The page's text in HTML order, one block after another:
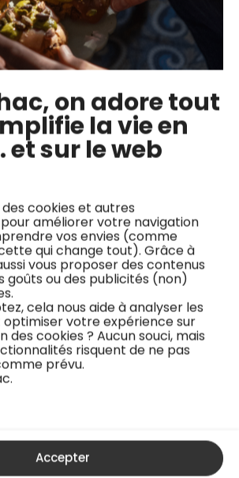
on adore tout
la vie en
et sur le web
des cookies et autres
améliorer votre navigation
vos envies (comme
qui change tout). Grâce à
vous proposer des contenus
goûts ou des publicités (non)
cela nous aide à analyser les
votre expérience sur
des cookies ? Aucun souci, mais
risquent de ne pas
prévu.
Accepter
passion
mois
14 jours offert. Sans pré-
à +500 cours vidéos
cours par an
12 mois
annuel de120€48€
gratuitement